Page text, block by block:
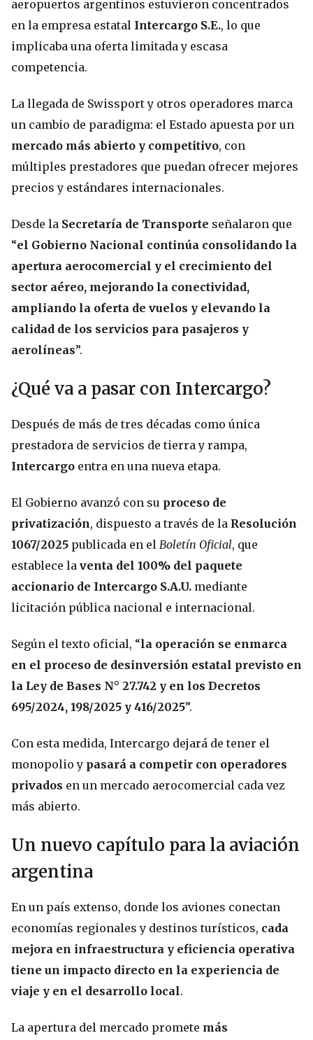
aeropuertos argentinos estuvieron concentrados
en la empresa estatal Intercargo S.E., lo que
implicaba una oferta limitada y escasa
competencia.
La llegada de Swissport y otros operadores marca
un cambio de paradigma: el Estado apuesta por un
mercado más abierto y competitivo, con
múltiples prestadores que puedan ofrecer mejores
precios y estándares internacionales.
Desde la Secretaría de Transporte señalaron que
“el Gobierno Nacional continúa consolidando la
apertura aerocomercial y el crecimiento del
sector aéreo, mejorando la conectividad,
ampliando la oferta de vuelos y elevando la
calidad de los servicios para pasajeros y
aerolíneas”.
¿Qué va a pasar con Intercargo?
Después de más de tres décadas como única
prestadora de servicios de tierra y rampa,
Intercargo entra en una nueva etapa.
El Gobierno avanzó con su proceso de
privatización, dispuesto a través de la Resolución
1067/2025 publicada en el Boletín Oficial, que
establece la venta del 100% del paquete
accionario de Intercargo S.A.U. mediante
licitación pública nacional e internacional.
Según el texto oficial, “la operación se enmarca
en el proceso de desinversión estatal previsto en
la Ley de Bases N° 27.742 y en los Decretos
695/2024, 198/2025 y 416/2025”.
Con esta medida, Intercargo dejará de tener el
monopolio y pasará a competir con operadores
privados en un mercado aerocomercial cada vez
más abierto.
Un nuevo capítulo para la aviación
argentina
En un país extenso, donde los aviones conectan
economías regionales y destinos turísticos, cada
mejora en infraestructura y eficiencia operativa
tiene un impacto directo en la experiencia de
viaje y en el desarrollo local.
La apertura del mercado promete más